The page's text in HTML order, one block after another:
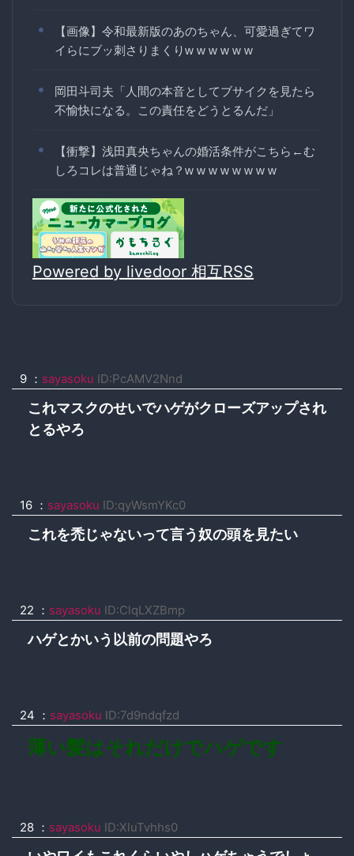
【画像】令和最新版のあのちゃん、可愛過ぎてワ
イらにブッ刺さりまくりw w w w w w
岡田斗司夫「人間の本音としてブサイクを見たら
不愉快になる。この責任をどうとるんだ」
【衝撃】浅田真央ちゃんの婚活条件がこちら←む
しろコレは普通じゃね？w w w w w w w w
Powered by livedoor 相互RSS
9 ： sayasoku ID:PcAMV2Nnd
これマスクのせいでハゲがクローズアップされ
とるやろ
16 ： sayasoku ID:qyWsmYKc0
これを禿じゃないって言う奴の頭を見たい
22 ： sayasoku ID:ClqLXZBmp
ハゲとかいう以前の問題やろ
24 ： sayasoku ID:7d9ndqfzd
薄い髪はそれだけでハゲです
28 ： sayasoku ID:XluTvhhs0